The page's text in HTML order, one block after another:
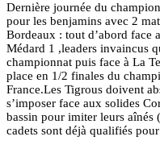
Dernière journée du
pour les benjamins avec 2
Bordeaux : tout d’abord face
Médard 1 ,leaders invaincus
championnat puis face à La
place en 1/2 finales du
France.Les Tigrous doivent
s’imposer face aux solides
bassin pour imiter leurs aînés
cadets sont déjà qualifiés